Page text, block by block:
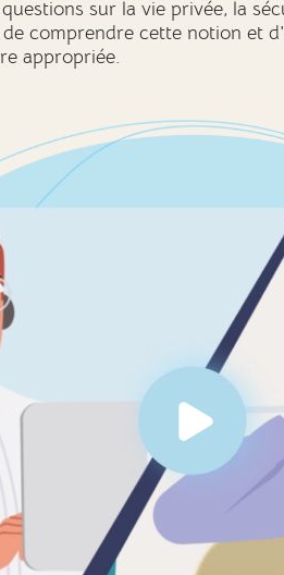
sur la vie privée, la
comprendre cette notion et
appropriée.